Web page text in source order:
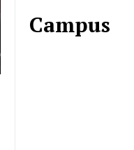
Campus